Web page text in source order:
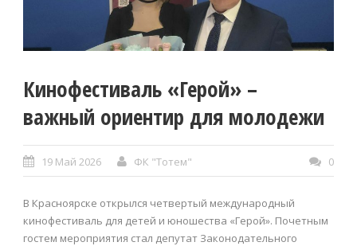
Кинофестиваль «Герой» –
важный ориентир для молодежи
19 Май 2026 ФК "Тотем" 0
В Красноярске открылся четвертый международный
кинофестиваль для детей и юношества «Герой». Почетным
гостем мероприятия стал депутат Законодательного